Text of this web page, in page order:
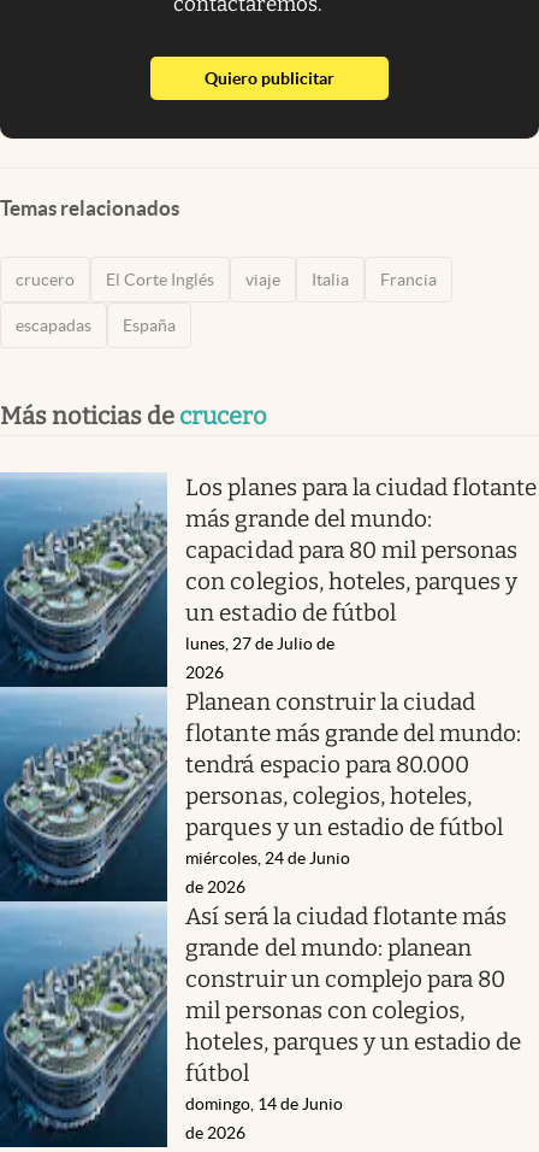
Quiero publicitarabre en nueva pestaña
Temas relacionados
crucero El Corte Inglés viaje Italia Francia
escapadas España
Más noticias de crucero
Los planes para la ciudad flotante
más grande del mundo:
capacidad para 80 mil personas
con colegios, hoteles, parques y
un estadio de fútbol
lunes, 27 de Julio de
2026
Planean construir la ciudad
flotante más grande del mundo:
tendrá espacio para 80.000
personas, colegios, hoteles,
parques y un estadio de fútbol
miércoles, 24 de Junio
de 2026
Así será la ciudad flotante más
grande del mundo: planean
construir un complejo para 80
mil personas con colegios,
hoteles, parques y un estadio de
fútbol
domingo, 14 de Junio
de 2026